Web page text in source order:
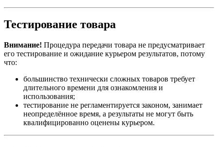
Тестирование товара
Внимание! Процедура передачи товара не предусматривает
его тестирование и ожидание курьером результатов, потому
что:
большинство технически сложных товаров требует
длительного времени для ознакомления и
использования;
тестирование не регламентируется законом, занимает
неопределённое время, а результаты не могут быть
квалифицированно оценены курьером.